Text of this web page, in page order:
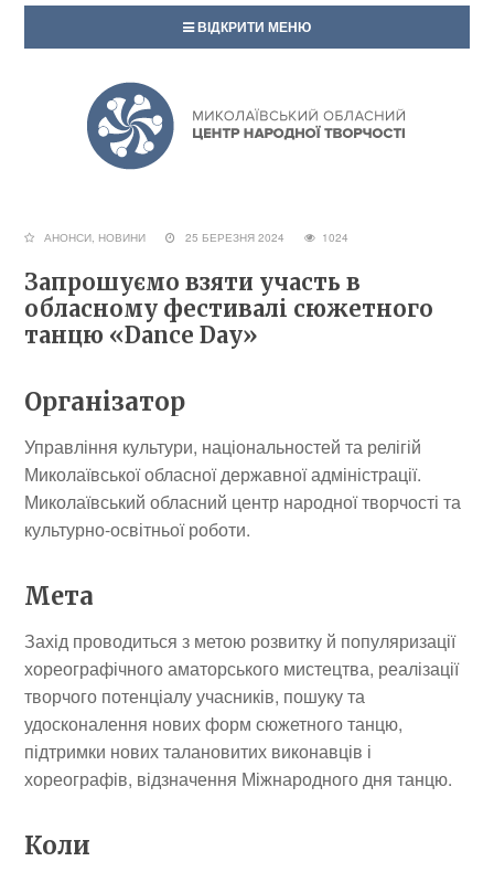
ВІДКРИТИ МЕНЮ
АНОНСИ, НОВИНИ 25 БЕРЕЗНЯ 2024 1024
Запрошуємо взяти участь в
обласному фестивалі сюжетного
танцю «Dance Day»
Організатор
Управління культури, національностей та релігій
Миколаївської обласної державної адміністрації.
Миколаївський обласний центр народної творчості та
культурно-освітньої роботи.
Мета
Захід проводиться з метою розвитку й популяризації
хореографічного аматорського мистецтва, реалізації
творчого потенціалу учасників, пошуку та
удосконалення нових форм сюжетного танцю,
підтримки нових талановитих виконавців і
хореографів, відзначення Міжнародного дня танцю.
Коли